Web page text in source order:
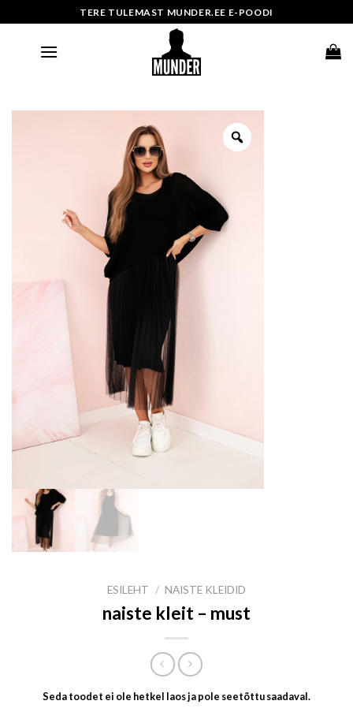
to
TERE TULEMAST MUNDER.EE E-POODI
ESILEHT / NAISTE KLEIDID
naiste kleit – must
Seda toodet ei ole hetkel laos ja pole seetõttu saadaval.